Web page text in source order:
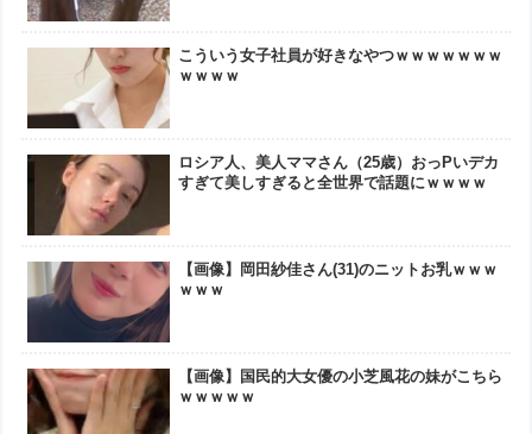
こういう女子社員が好きなやつｗｗｗｗｗｗｗ
ｗｗｗｗ
ロシア人、美人ママさん（25歳）おっPいデカ
すぎて美しすぎると全世界で話題にｗｗｗｗ
【画像】岡田紗佳さん(31)のニットお乳ｗｗｗ
ｗｗｗ
【画像】国民的大女優の小芝風花の妹がこちら
ｗｗｗｗｗ